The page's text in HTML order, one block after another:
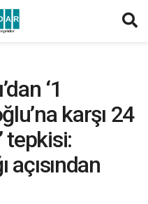
‘1
karşı 24
tepkisi:
açısından